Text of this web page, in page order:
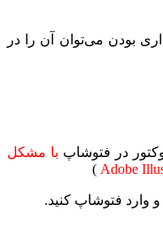
بودن می‌توان آن را در
در فتوشاپ با مشکل
Adobe
)
وارد فتوشاپ کنید.